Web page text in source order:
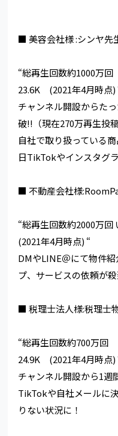
■ 美容会社様 :シンヤ
“総再生回数約1000万
23.6K (2021年4月時点)
チャンネル開設からた
破!!（現在270万再生投稿
自社で取り扱っている
日TikTokやインスタグ
■ 不動産会社様
“総再生回数約2000万回
(2021年4月時点) “
DMやLINE＠にて物件
プ、サービスの依頼が殺
■ 税理士法人様:税理士
“総再生回数約700万
24.9K (2021年4月時点)
チャンネル開設から1週
TikTokや自社メールに
りない状況に！